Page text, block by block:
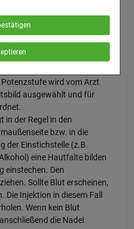
diese nicht verzichtet werden
um das Einkaufserlebnis
für die
unsere Seite an bevorzugte
anzupassen. Komfort-
zu betreiben.
sich Informationen über die
sammeln, mit deren Hilfe
können, den Inhalt auf
auf Drittseiten möglichst
Sie, dass Daten hierfür
soziale Medien übertragen
culta, Radix Rh immer
Arztes an. Falls vom Arzt
Dosis: 2 mal
wird vom Arzt
ausgewählt und für
in der Regel in den
bzw. in die
der Einstichstelle (z.B.
eine Hautfalte bilden
einstechen. Den
Sollte Blut erscheinen,
Injektion in diesem Fall
Wenn kein Blut
die Nadel